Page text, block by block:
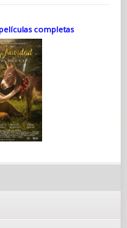
completas